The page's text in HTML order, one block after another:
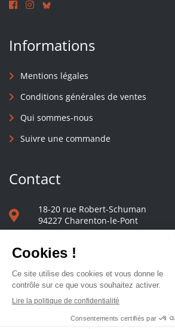
Informations
Mentions légales
Conditions générales de ventes
Qui sommes-nous
Suivre une commande
Contact
18-20 rue Robert-Schuman
94227 Charenton-le-Pont